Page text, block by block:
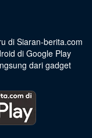
di Siaran-berita.com
di Google Play
dari gadget